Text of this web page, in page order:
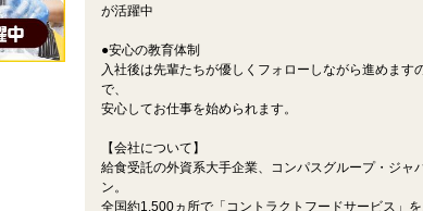
が活躍中
●安心の教育体制
入社後は先輩たちが優しくフォローしながら進めます
で、
安心してお仕事を始められます。
【会社について】
給食受託の外資系大手企業、コンパスグループ・ジャ
ン。
全国約1,500ヵ所で「コントラクトフードサービス」